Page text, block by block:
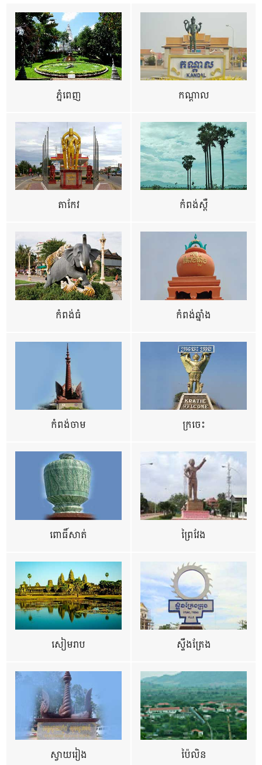
ភ្នំពេញ កណ្តាល
តាកែវ កំពង់ស្ពឺ
កំពង់ធំ កំពង់ឆ្នាំង
កំពង់ចាម ក្រចេះ
ពោធិ៍សាត់ ព្រៃវែង
សៀមរាប ស្ទឹងត្រែង
ស្វាយរៀង ប៉ៃលិន